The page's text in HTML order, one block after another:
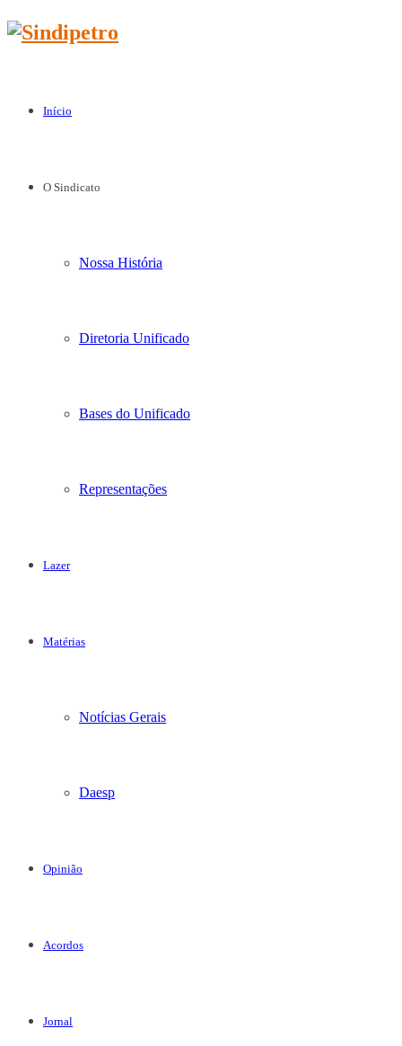
Início
O Sindicato
Nossa História
Diretoria Unificado
Bases do Unificado
Representações
Lazer
Matérias
Notícias Gerais
Daesp
Opinião
Acordos
Jornal